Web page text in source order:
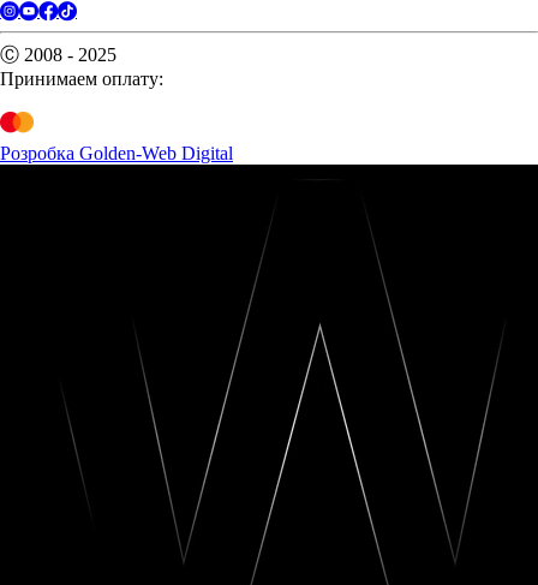
Ⓒ 2008 - 2025
Принимаем оплату:
Розробка Golden-Web Digital